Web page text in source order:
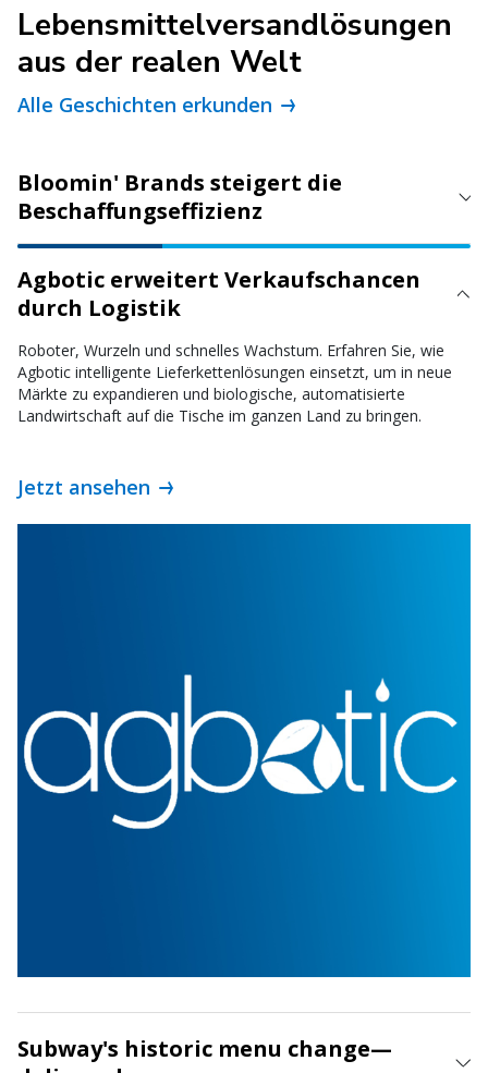
Lebensmittelversandlösungen
aus der realen Welt
Alle Geschichten erkunden
Bloomin' Brands steigert die
Beschaffungseffizienz
Agbotic erweitert Verkaufschancen
durch Logistik
Roboter, Wurzeln und schnelles Wachstum. Erfahren Sie, wie
Agbotic intelligente Lieferkettenlösungen einsetzt, um in neue
Märkte zu expandieren und biologische, automatisierte
Landwirtschaft auf die Tische im ganzen Land zu bringen.
Jetzt ansehen
Subway's historic menu change—